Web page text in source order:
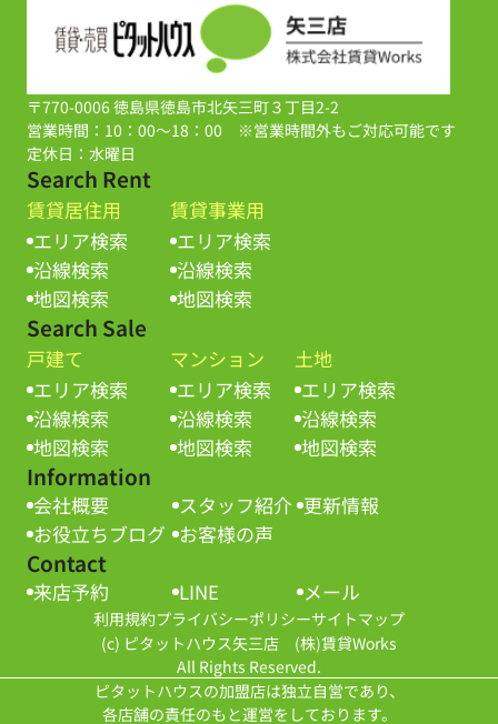
〒770-0006 徳島県徳島市北矢三町３丁目2-2
営業時間：10：00～18：00 ※営業時間外もご対応可能です
定休日：水曜日
Search Rent
賃貸居住用
エリア検索
沿線検索
地図検索
賃貸事業用
エリア検索
沿線検索
地図検索
Search Sale
戸建て
エリア検索
沿線検索
地図検索
マンション
エリア検索
沿線検索
地図検索
土地
エリア検索
沿線検索
地図検索
Information
会社概要 スタッフ紹介 更新情報
お役立ちブログ お客様の声
Contact
来店予約 LINE メール
利用規約プライバシーポリシーサイトマップ
(c) ピタットハウス矢三店 (株)賃貸Works
All Rights Reserved.
ピタットハウスの加盟店は独立自営であり、
各店舗の責任のもと運営をしております。